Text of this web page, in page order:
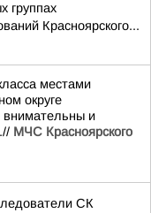
группах
Красноярского...
местами
округе
внимательны и
МЧС Красноярского
СК